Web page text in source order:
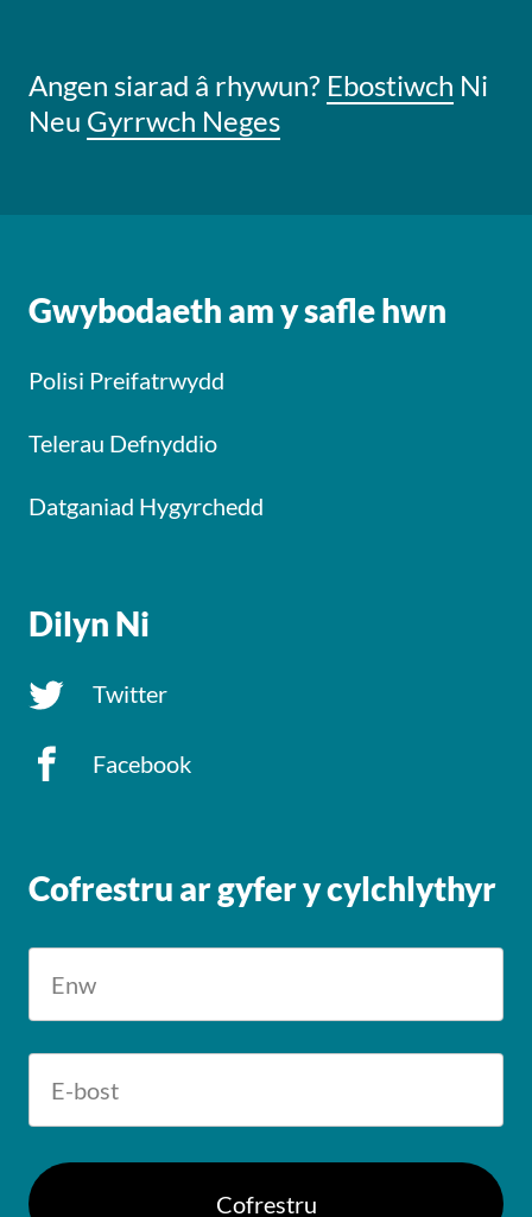
Angen siarad â rhywun? Ebostiwch Ni
Neu Gyrrwch Neges
Gwybodaeth am y safle hwn
Polisi Preifatrwydd
Telerau Defnyddio
Datganiad Hygyrchedd
Dilyn Ni
Twitter
Facebook
Cofrestru ar gyfer y cylchlythyr